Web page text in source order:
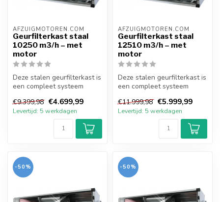
AFZUIGMOTOREN.COM
Geurfilterkast staal
10250 m3/h – met
motor
Deze stalen geurfilterkast is
een compleet systeem
kool...
€9.399,98 €4.699,99
Levertijd: 5 werkdagen
AFZUIGMOTOREN.COM
Geurfilterkast staal
12510 m3/h – met
motor
Deze stalen geurfilterkast is
een compleet systeem
kool...
€11.999,98 €5.999,99
Levertijd: 5 werkdagen
-50% -50%